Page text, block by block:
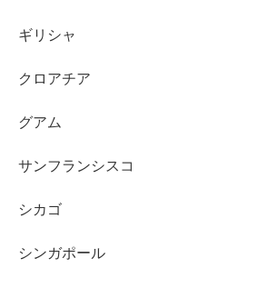
ギリシャ
クロアチア
グアム
サンフランシスコ
シカゴ
シンガポール